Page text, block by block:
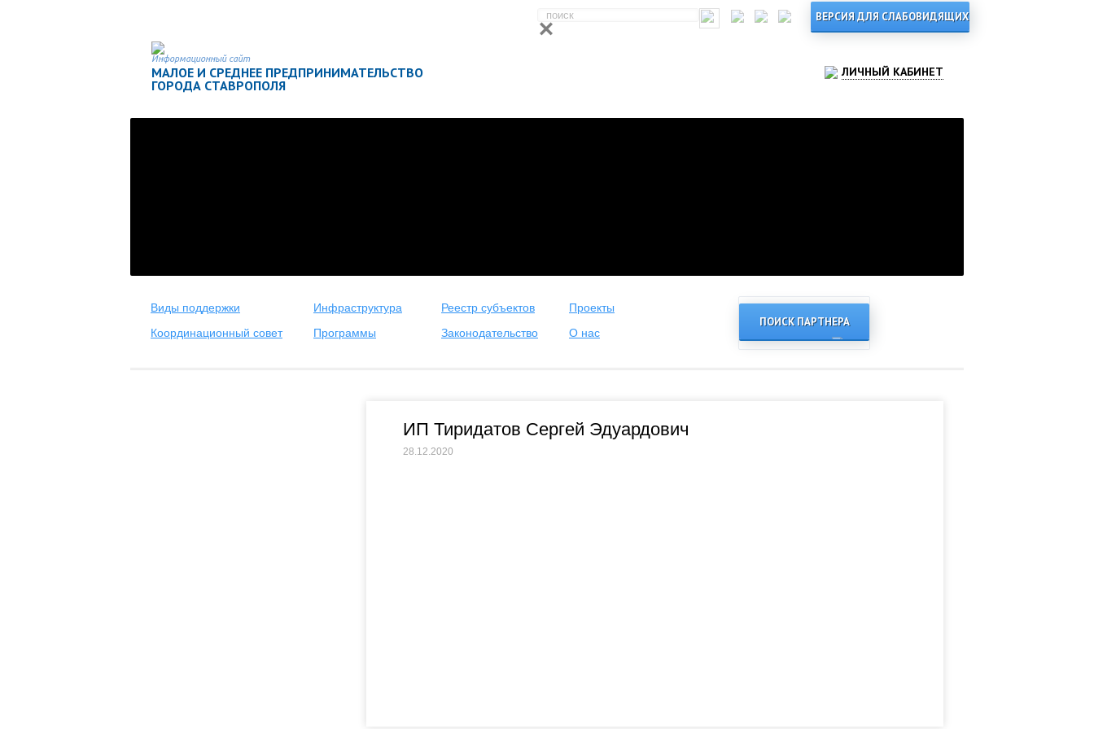
Информационный сайт
МАЛОЕ И СРЕДНЕЕ ПРЕДПРИНИМАТЕЛЬСТВО
ГОРОДА СТАВРОПОЛЯ
ЛИЧНЫЙ КАБИНЕТ
Виды поддержки Инфраструктура Реестр субъектов
Проекты
Координационный совет
Программы Законодательство О нас
ПОИСК ПАРТНЕРА
ИП Тиридатов Сергей Эдуардович
28.12.2020